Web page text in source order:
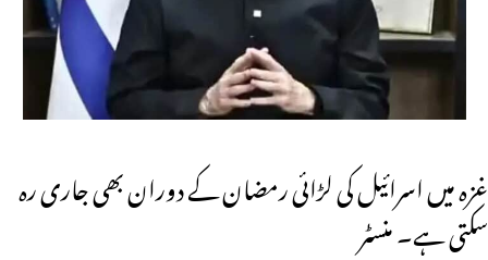
غزہ میں اسرائیل کی لڑائی رمضان کے دوران بھی جاری رہ
سکتی ہے۔ منسٹر